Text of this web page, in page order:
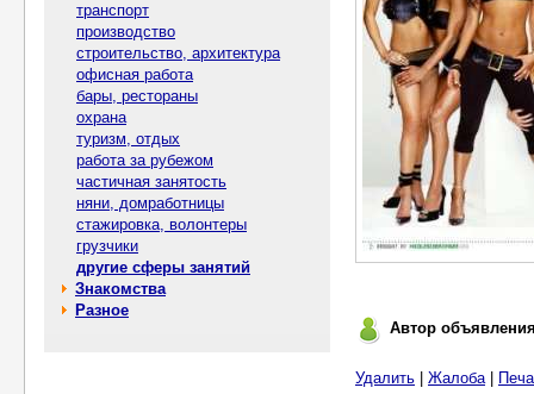
транспорт
производство
строительство, архитектура
офисная работа
бары, рестораны
охрана
туризм, отдых
работа за рубежом
частичная занятость
няни, домработницы
стажировка, волонтеры
грузчики
другие сферы занятий
Знакомства
Разное
Автор
Удалить Жалоба|